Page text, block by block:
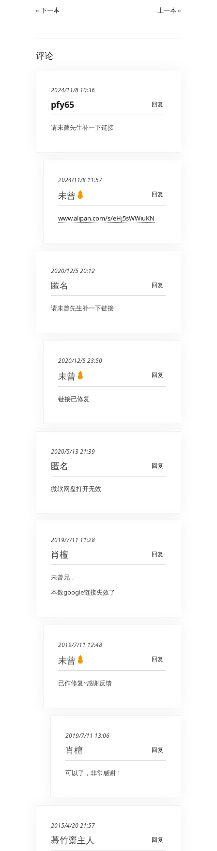
« 下一本 上一本 »
评论
2024/11/8 10:36
回复
pfy65
请未曾先生补一下链接
2024/11/8 11:57
回复
未曾
www.alipan.com/s/eHj5sWWiuKN
2020/12/5 20:12
回复
匿名
请未曾先生补一下链接
2020/12/5 23:50
回复
未曾
链接已修复
2020/5/13 21:39
回复
匿名
微软网盘打开无效
2019/7/11 11:28
回复
肖檀
未曾兄，
本数google链接失效了
2019/7/11 12:48
回复
未曾
已作修复~感谢反馈
2019/7/11 13:06
回复
肖檀
可以了，非常感谢！
2015/4/20 21:57
回复
慕竹齋主人